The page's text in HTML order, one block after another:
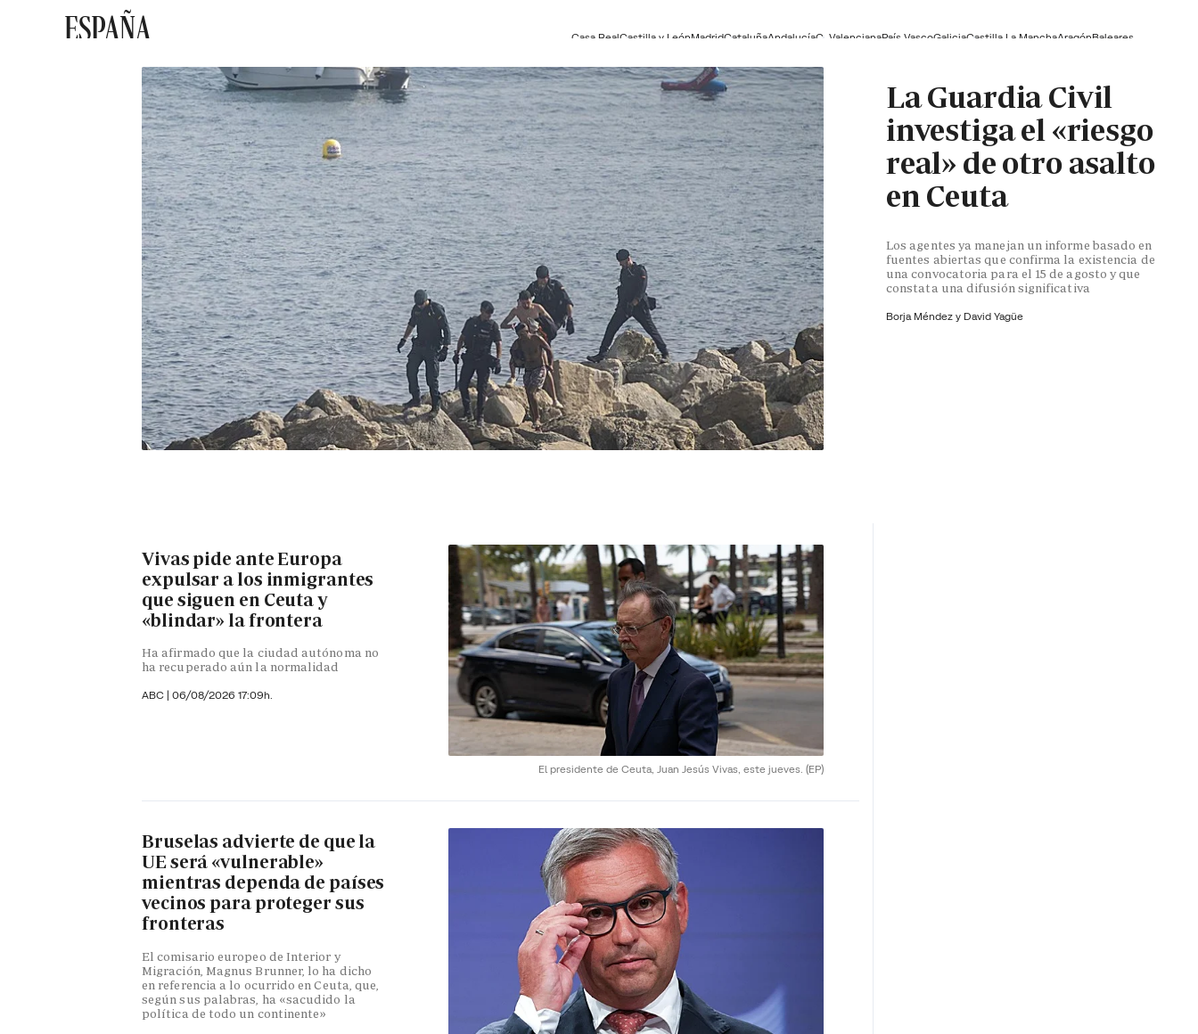
ESPAÑA Casa RealCastilla y LeónMadridCataluñaAndalucíaC. ValencianaPaís VascoGaliciaCastilla La ManchaAragónBaleares
La Guardia Civil
investiga el «riesgo
real» de otro asalto
en Ceuta
Los agentes ya manejan un informe basado en
fuentes abiertas que confirma la existencia de
una convocatoria para el 15 de agosto y que
constata una difusión significativa
Borja Méndez y David Yagüe
El presidente de Ceuta, Juan Jesús Vivas, este jueves. (EP)
Vivas pide ante Europa
expulsar a los inmigrantes
que siguen en Ceuta y
«blindar» la frontera
Ha afirmado que la ciudad autónoma no
ha recuperado aún la normalidad
ABC | 06/08/2026 17:09h.
Bruselas advierte de que la
UE será «vulnerable»
mientras dependa de países
vecinos para proteger sus
fronteras
El comisario europeo de Interior y
Migración, Magnus Brunner, lo ha dicho
en referencia a lo ocurrido en Ceuta, que,
según sus palabras, ha «sacudido la
política de todo un continente»